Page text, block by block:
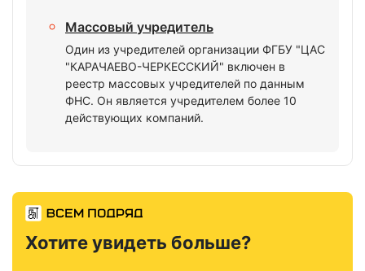
Массовый учредитель
Один из учредителей организации ФГБУ "ЦАС
"КАРАЧАЕВО-ЧЕРКЕССКИЙ" включен в
реестр массовых учредителей по данным
ФНС. Он является учредителем более 10
действующих компаний.
Хотите увидеть больше?